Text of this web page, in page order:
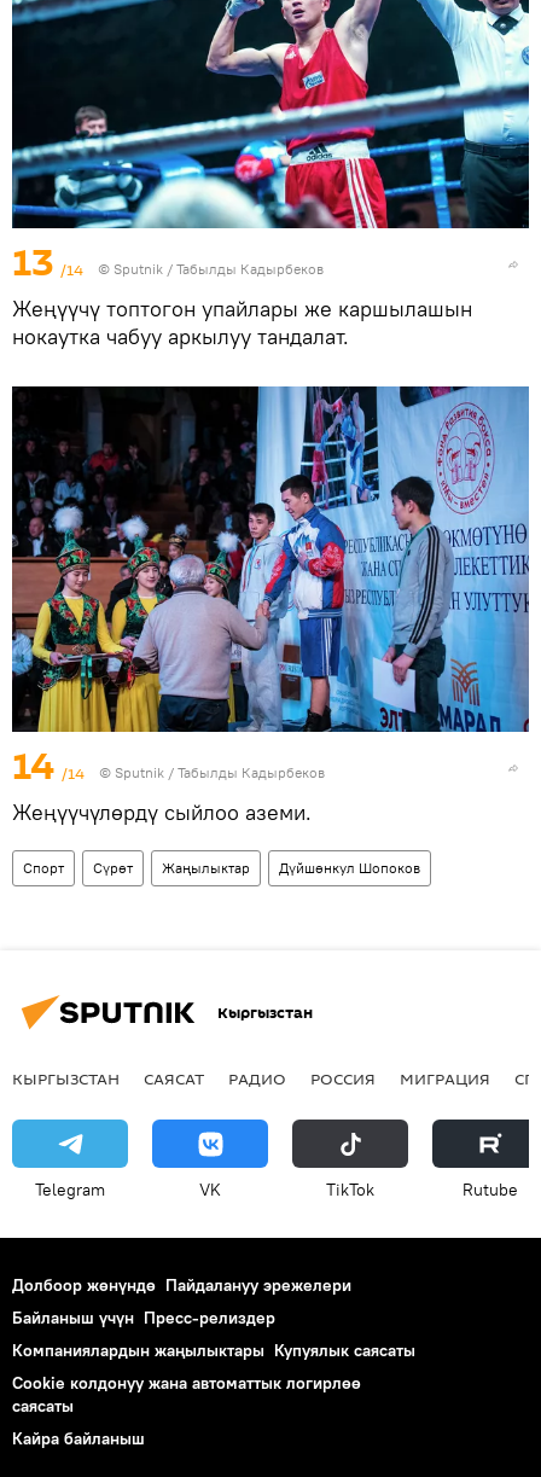
13 /14 © Sputnik / Табылды Кадырбеков
Жеңүүчү топтогон упайлары же каршылашын
нокаутка чабуу аркылуу тандалат.
14 /14 © Sputnik / Табылды Кадырбеков
Жеңүүчүлөрдү сыйлоо аземи.
Спорт Сүрөт Жаңылыктар Дүйшөнкул Шопоков
Кыргызстан
КЫРГЫЗСТАН САЯСАТ РАДИО РОССИЯ МИГРАЦИЯ
Telegram VK ТikТоk Rutube
Долбоор жөнүндө Пайдалануу эрежелери
Байланыш үчүн Пресс-релиздер
Компаниялардын жаңылыктары Купуялык саясаты
Cookie колдонуу жана автоматтык логирлөө
саясаты
Кайра байланыш